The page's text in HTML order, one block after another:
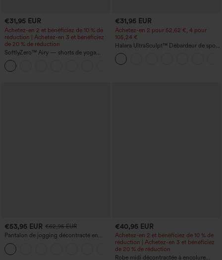
€31,95 EUR
Achetez-en 2 et bénéficiez de 10 % de
réduction | Achetez-en 3 et bénéficiez
de 20 % de réduction
SoftlyZero™ Airy — shorts de yoga
super taille haute 2-en-1 InstantCool
avec poches
€31,95 EUR
Achetez-en 2 pour 52,62 €, 4 pour
105,24 €
Halara UltraSculpt™ Débardeur de sport
à col rond et ourlet arrondi
€53,95 EUR €62,95 EUR
Pantalon de jogging décontracté en
French terry à imprimé denim, taille mi-
haute, style jean, avec poches
€40,95 EUR
Achetez-en 2 et bénéficiez de 10 % de
réduction | Achetez-en 3 et bénéficiez
de 20 % de réduction
Robe midi décontractée à encolure